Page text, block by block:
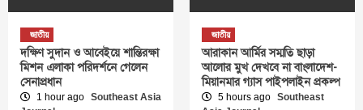
জাতীয়
দক্ষিণ সুদান ও আবেইয়ে শান্তিরক্ষা
মিশন এলাকা পরিদর্শনে গেলেন
সেনাপ্রধান
1 hour ago Southeast Asia
জাতীয়
আরাকান আর্মির সম্মতি ছাড়া
আলোর মুখ দেখবে না বাংলাদেশ-
মিয়ানমার গ্যাস পাইপলাইন প্রকল্প
5 hours ago Southeast